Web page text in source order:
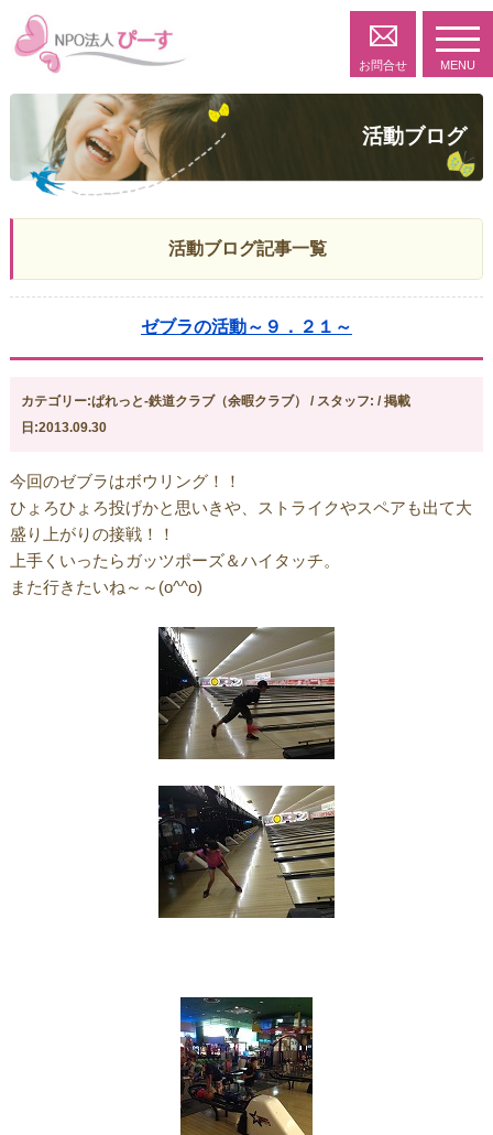
お問合せ MENU
活動ブログ
活動ブログ記事一覧
ゼブラの活動～９．２１～
カテゴリー:ぱれっと-鉄道クラブ（余暇クラブ） / スタッフ: / 掲載
日:2013.09.30
今回のゼブラはボウリング！！
ひょろひょろ投げかと思いきや、ストライクやスペアも出て大
盛り上がりの接戦！！
上手くいったらガッツポーズ＆ハイタッチ。
また行きたいね～～(o^^o)